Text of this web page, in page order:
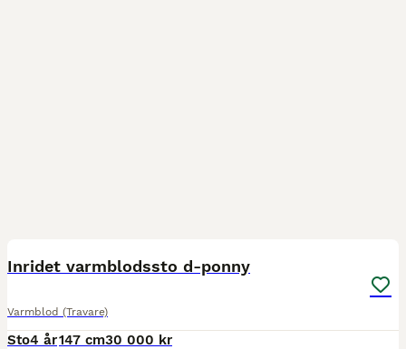
Inridet varmblodssto d-ponny
Varmblod (Travare)
Sto4 år147 cm30 000 kr